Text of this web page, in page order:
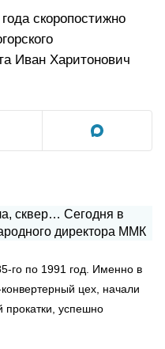
скоропостижно
Иван Харитонович
го по 1991 год. Именно в
цех, начали
прокатки, успешно